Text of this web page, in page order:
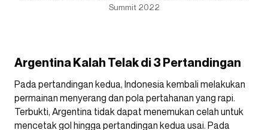
Summit 2022
Argentina Kalah Telak di 3 Pertandingan
Pada pertandingan kedua, Indonesia kembali melakukan
permainan menyerang dan pola pertahanan yang rapi.
Terbukti, Argentina tidak dapat menemukan celah untuk
mencetak gol hingga pertandingan kedua usai. Pada